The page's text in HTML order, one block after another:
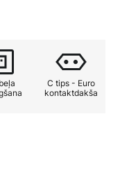
C tips - Euro
kontaktdakša